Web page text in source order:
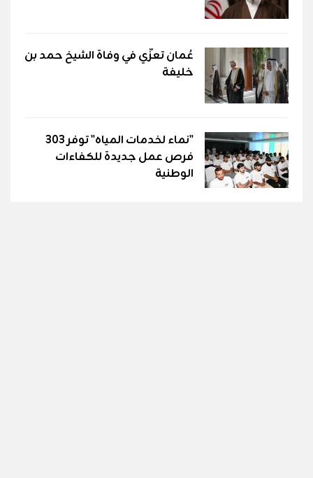
عُمان تعزّي في وفاة الشيخ حمد بن
خليفة
"نماء لخدمات المياه" توفر 303
فرص عمل جديدة للكفاءات
الوطنية